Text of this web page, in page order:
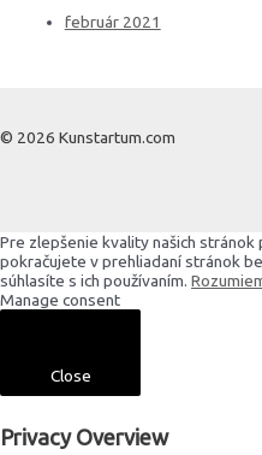
február 2021
© 2026 Kunstartum.com
Pre zlepšenie kvality našich stránok
pokračujete v prehliadaní stránok
súhlasíte s ich používaním.
Manage consent
Close
Privacy Overview